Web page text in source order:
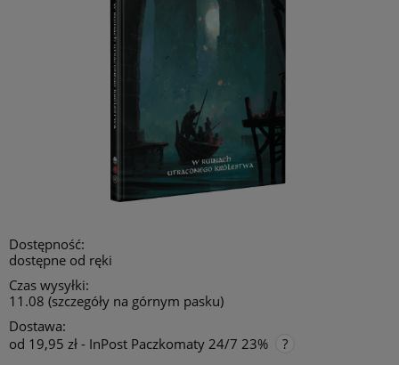
Dostępność:
dostępne od ręki
Czas wysyłki:
11.08 (szczegóły na górnym pasku)
Dostawa:
od 19,95 zł - InPost Paczkomaty 24/7 23%